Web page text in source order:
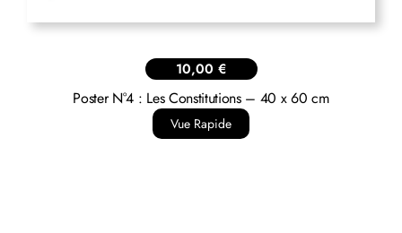
10,00 €
Poster N°4 : Les Constitutions – 40 x 60 cm
Vue Rapide